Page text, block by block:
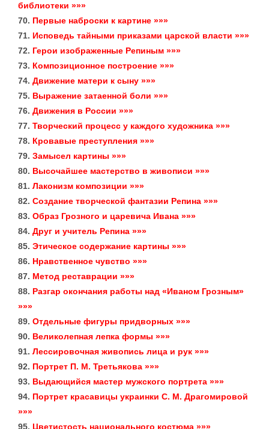
библиотеки »»»
70. Первые наброски к картине »»»
71. Исповедь тайными приказами царской власти »»»
72. Герои изображенные Репиным »»»
73. Композиционное построение »»»
74. Движение матери к сыну »»»
75. Выражение затаенной боли »»»
76. Движения в России »»»
77. Творческий процесс у каждого художника »»»
78. Кровавые преступления »»»
79. Замысел картины »»»
80. Высочайшее мастерство в живописи »»»
81. Лаконизм композиции »»»
82. Создание творческой фантазии Репина »»»
83. Образ Грозного и царевича Ивана »»»
84. Друг и учитель Репина »»»
85. Этическое содержание картины »»»
86. Нравственное чувство »»»
87. Метод реставрации »»»
88. Разгар окончания работы над «Иваном Грозным»
»»»
89. Отдельные фигуры придворных »»»
90. Великолепная лепка формы »»»
91. Лессировочная живопись лица и рук »»»
92. Портрет П. М. Третьякова »»»
93. Выдающийся мастер мужского портрета »»»
94. Портрет красавицы украинки С. М. Драгомировой
»»»
95. Цветистость национального костюма »»»